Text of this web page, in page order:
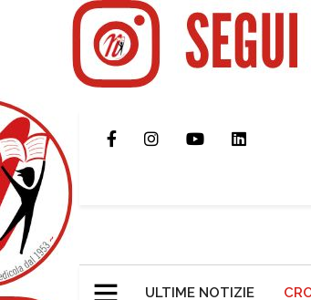
ULTIME NOTIZIE